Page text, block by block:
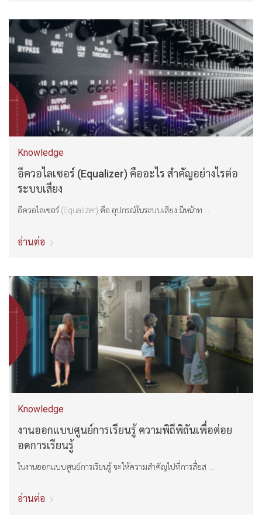
Knowledge
อีควอไลเซอร์ (Equalizer) คืออะไร สำคัญอย่างไรต่อ
ระบบเสียง
อีควอไลเซอร์ (Equalizer) คือ อุปกรณ์ในระบบเสียง มีหน้าท ...
อ่านต่อ
Knowledge
งานออกแบบศูนย์การเรียนรู้ ความพิถีพิถันเพื่อต่อย
อดการเรียนรู้
ในงานออกแบบศูนย์การเรียนรู้ จะให้ความสำคัญไปที่การสื่อส ...
อ่านต่อ